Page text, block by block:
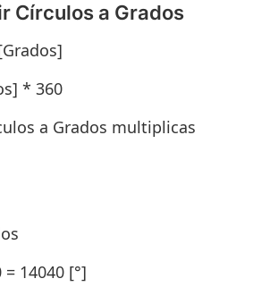
Círculos a Grados
* 360
a Grados multiplicas
14040 [°]